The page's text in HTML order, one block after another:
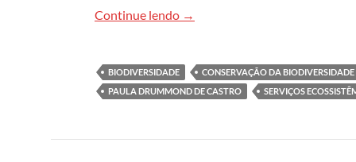
Continue lendo Clique aqui para ler todo
→
BIODIVERSIDADE CONSERVAÇÃO DA BIODIVERSIDADE
PAULA DRUMMOND DE CASTRO
SERVIÇOS